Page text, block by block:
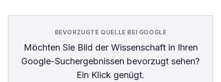
BEVORZUGTE QUELLE BEI GOOGLE
Möchten Sie Bild der Wissenschaftin Ihren
Google-Suchergebnissen bevorzugt sehen?
Ein Klick genügt.